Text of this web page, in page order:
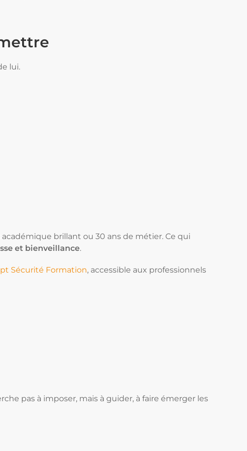
lui.
brillant ou 30 ans de métier. Ce qui
et bienveillance.
Sécurité Formation, accessible aux professionnels
pas à imposer, mais à guider, à faire émerger les